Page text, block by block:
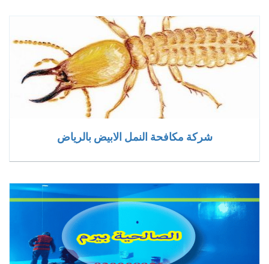
شركة مكافحة النمل الابيض بالرياض